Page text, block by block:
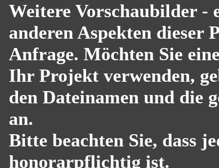
Weitere Vorschaubilder -
anderen Aspekten dieser
Anfrage. Möchten Sie
Ihr Projekt verwenden,
den Dateinamen und die
an.
Bitte beachten Sie, dass
honorarpflichtig ist.